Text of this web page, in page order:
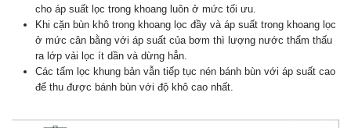
cho áp suất lọc trong khoang luôn ở mức tối ưu.
Khi cặn bùn khô trong khoang lọc đầy và áp suất trong khoang lọc
ở mức cân bằng với áp suất của bơm thì lượng nước thẩm thấu
ra lớp vải lọc ít dần và dừng hẳn.
Các tấm lọc khung bản vẫn tiếp tục nén bánh bùn với áp suất cao
để thu được bánh bùn với độ khô cao nhất.